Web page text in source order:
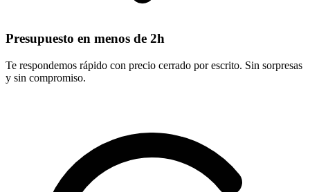
Presupuesto en menos de 2h
Te respondemos rápido con precio cerrado por escrito. Sin sorpresas
y sin compromiso.